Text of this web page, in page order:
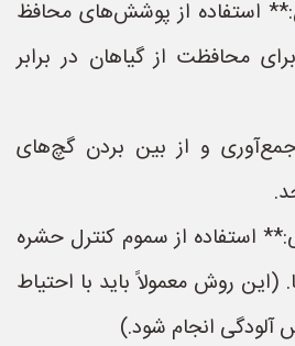
استفاده از پوشش‌های محافظ
محافظت از گیاهان در برابر
و از بین بردن گچ‌های
استفاده از سموم کنترل حشره
(این روش معمولاً باید با احتیاط
آلودگی انجام شود.)